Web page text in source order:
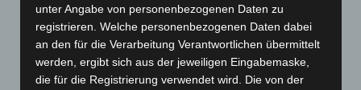
5. August 2026
Mann läuft mit Hockeyschläger über A7 – Polizei sucht
Zeugen
5. August 2026
unter Angabe von personenbezogenen Daten zu
registrieren. Welche personenbezogenen Daten dabei
an den für die Verarbeitung Verantwortlichen übermittelt
werden, ergibt sich aus der jeweiligen Eingabemaske,
die für die Registrierung verwendet wird. Die von der